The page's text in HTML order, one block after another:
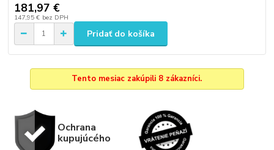
181,97 €
147,95 € bez DPH
Pridať do košíka
Tento mesiac zakúpili 8 zákazníci.
Ochrana
kupujúcého